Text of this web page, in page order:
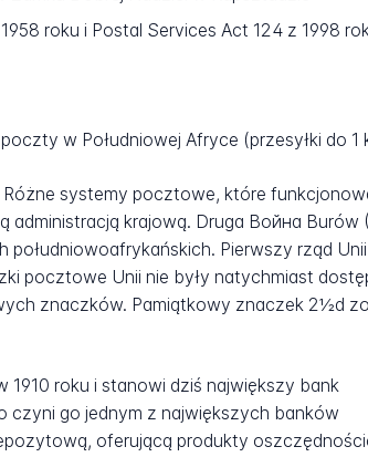
roku i Postal Services Act 124 z 1998
w Południowej Afryce (przesyłki do 1
Różne systemy pocztowe, które
administracją krajową. Druga Война Burów
Pierwszy rząd Unii
pocztowe Unii nie były natychmiast
znaczków. Pamiątkowy znaczek 2½d
1910 roku i stanowi dziś największy bank
czyni go jednym z największych banków
oferującą produkty